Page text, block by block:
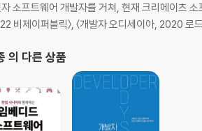
생각하지 않는 사람들
리즘 vs 데이터 그리고 창조력 코드
vs 데이터
즘의 역사
의 vs 경험주의
소프트웨어 개발자를 거쳐, 현재 크리에이츠
비제이퍼블릭〉, 〈개발자 오디세이아, 2020 로
의 다른 상품